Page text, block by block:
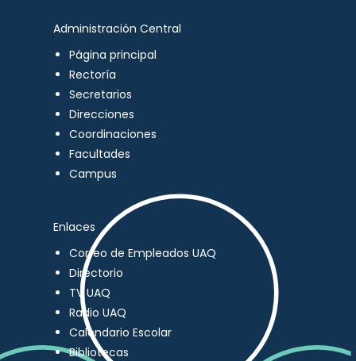
Administración Central
Página principal
Rectoría
Secretarios
Direcciones
Coordinaciones
Facultades
Campus
Enlaces
Correo de Empleados UAQ
Directorio
TV UAQ
Radio UAQ
Calendario Escolar
Bibliotecas